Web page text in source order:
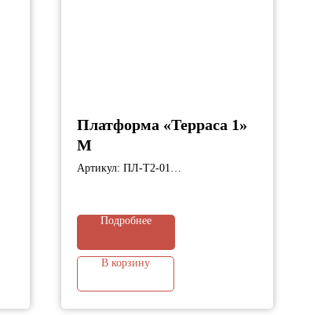
Платформа «Терраса 1»
M
Артикул: ПЛ-Т2-01
Подробнее
В корзину